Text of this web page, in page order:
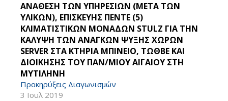
ΑΝΑΘΕΣΗ ΤΩΝ ΥΠΗΡΕΣΙΩΝ (ΜΕΤΑ ΤΩΝ
ΥΛΙΚΩΝ), ΕΠΙΣΚΕΥΗΣ ΠΕΝΤΕ (5)
ΚΛΙΜΑΤΙΣΤΙΚΩΝ ΜΟΝΑΔΩΝ STULZ ΓΙΑ ΤΗΝ
ΚΑΛΥΨΗ ΤΩΝ ΑΝΑΓΚΩΝ ΨΥΞΗΣ ΧΩΡΩΝ
SERVER ΣΤΑ ΚΤΗΡΙΑ ΜΠΙΝΕΙΟ, ΤΩΘΒΕ ΚΑΙ
ΔΙΟΙΚΗΣΗΣ ΤΟΥ ΠΑΝ/ΜΙΟΥ ΑΙΓΑΙΟΥ ΣΤΗ
ΜΥΤΙΛΗΝΗ
Προκηρύξεις Διαγωνισμών
3 Ιουλ 2019